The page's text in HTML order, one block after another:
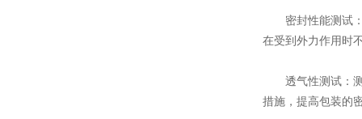
密封性能测试：
在受到外力作用时
透气性测试：测
措施，提高包装的